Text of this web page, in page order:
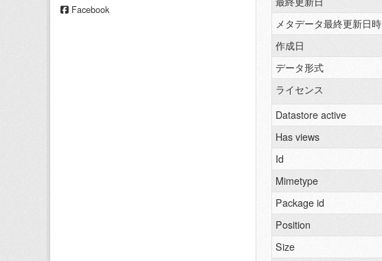
Facebook
メタデータ最終更新日時
作成日
データ形式
ライセンス
Datastore active
Has views
Id
Mimetype
Package id
Position
Size